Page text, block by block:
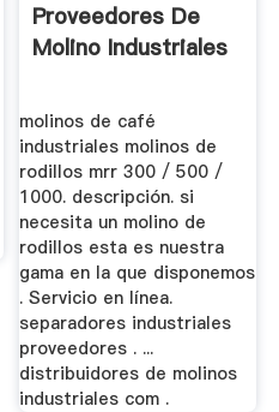
Proveedores De
Molino Industriales
molinos de café
industriales molinos de
rodillos mrr 300 / 500 /
1000. descripción. si
necesita un molino de
rodillos esta es nuestra
gama en la que disponemos
. Servicio en línea.
separadores industriales
proveedores . ...
distribuidores de molinos
industriales com .